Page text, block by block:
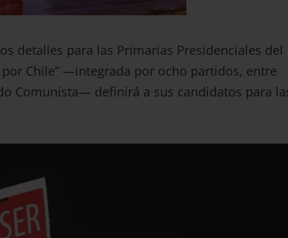
detalles para las Primarias Presidenciales del
Chile” —integrada por ocho partidos, entre
Comunista— definirá a sus candidatos para